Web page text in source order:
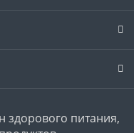
здорового питания,